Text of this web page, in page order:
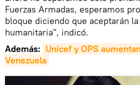
Fuerzas Armadas, esperamos
bloque diciendo que aceptarán la
humanitaria", indicó.
Además: Unicef y OPS
Venezuela